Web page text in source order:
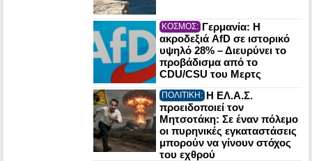
ΚΟΣΜΟΣ: Γερμανία: Η
ακροδεξιά AfD σε ιστορικό
υψηλό 28% – Διευρύνει το
προβάδισμα από το
CDU/CSU του Μερτς
ΠΟΛΙΤΙΚΗ: Η ΕΛ.Α.Σ.
προειδοποιεί τον
Μητσοτάκη: Σε έναν πόλεμο
οι πυρηνικές εγκαταστάσεις
μπορούν να γίνουν στόχος
του εχθρού